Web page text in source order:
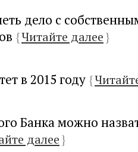
дело с
{Читайте далее}
в 2015 году {
Банка можно
далее}